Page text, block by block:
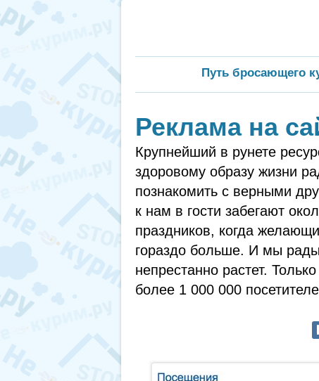
Путь бросающего
Реклама на
Крупнейший в рунете
здоровому образу жизни
познакомить с верными
к нам в гости забегают
праздников, когда
гораздо больше. И мы
непрестанно растет.
более 1 000 000